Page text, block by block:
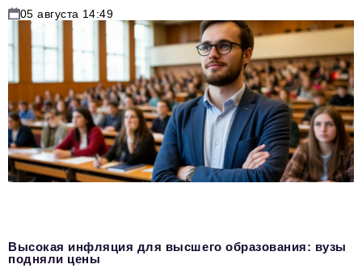
05 августа 14:49
Высокая инфляция для высшего образования: вузы
подняли цены